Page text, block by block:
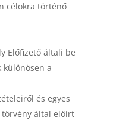
célokra történő
Előfizető általi be
különösen a
és egyes
törvény által előírt